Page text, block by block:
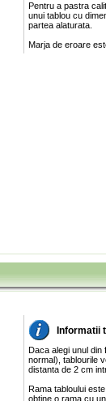
Pentru a pastra
unui tablou cu
partea alaturata.
Marja de eroare
Informatii
Daca alegi unul din
normal), tablourile
distanta de 2 cm
Rama tabloului
obtine o rama cu